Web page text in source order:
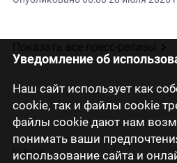
Уведомление об
Наш сайт использует как
cookie, так и файлы cookie
файлы cookie дают нам
понимать ваши
использование сайта и
Latviski